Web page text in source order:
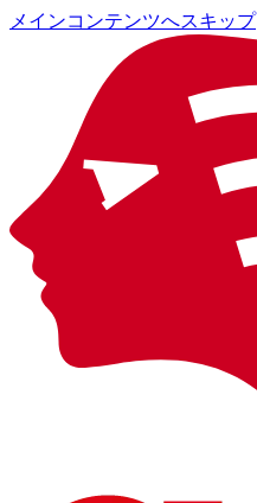
メインコンテンツへスキップ